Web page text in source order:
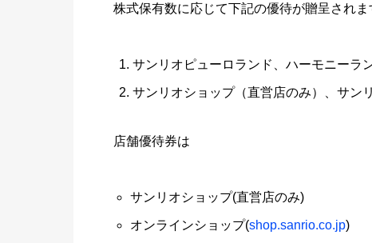
株式保有数に応じて下記の優待が贈呈されま
サンリオピューロランド、ハーモニーラ
サンリオショップ（直営店のみ）、サン
店舗優待券は
サンリオショップ(直営店のみ)
オンラインショップ(shop.sanrio.co.jp)